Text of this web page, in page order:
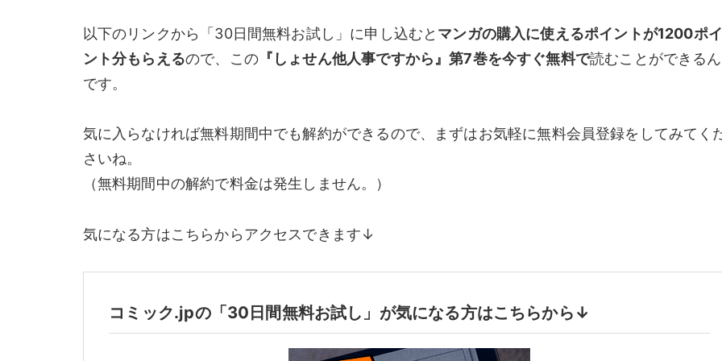
以下のリンクから「30日間無料お試し」に申し込むと マンガの購入に使えるポイントが1200ポイ
ント分もらえるので、この『しょせん他人事ですから』第7巻を今すぐ無料で読むことができるん
です。
気に入らなければ無料期間中でも解約ができるので、まずはお気軽に無料会員登録をしてみてく
さいね。
（無料期間中の解約で料金は発生しません。 ）
気になる方はこちらからアクセスできます↓
コミック.jpの「30日間無料お試し」が気になる方はこちらから↓